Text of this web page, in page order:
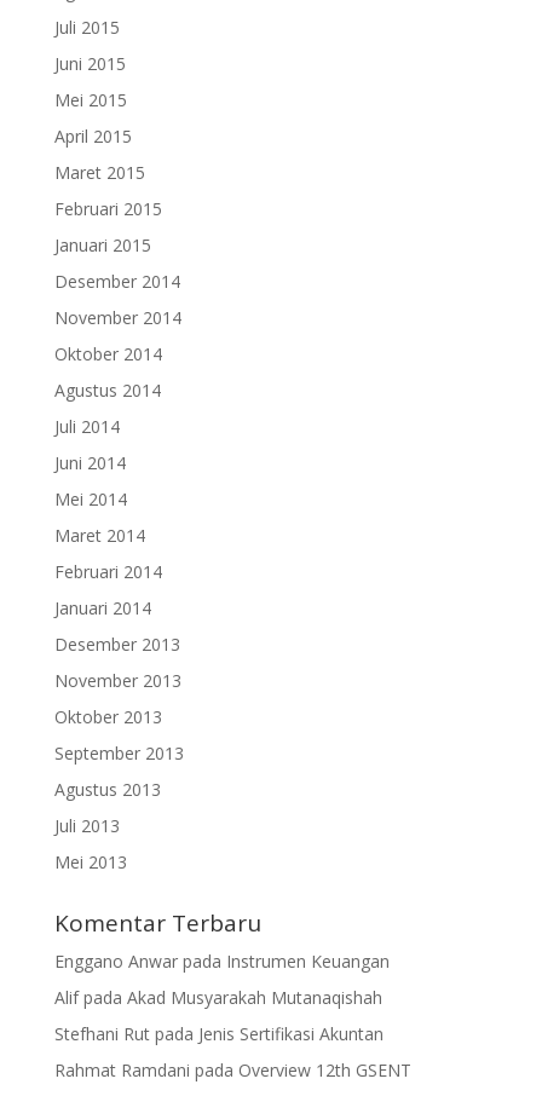
Juli 2015
Juni 2015
Mei 2015
April 2015
Maret 2015
Februari 2015
Januari 2015
Desember 2014
November 2014
Oktober 2014
Agustus 2014
Juli 2014
Juni 2014
Mei 2014
Maret 2014
Februari 2014
Januari 2014
Desember 2013
November 2013
Oktober 2013
September 2013
Agustus 2013
Juli 2013
Mei 2013
Komentar Terbaru
Enggano Anwarpada Instrumen Keuangan
Alifpada Akad Musyarakah Mutanaqishah
Stefhani Rutpada Jenis Sertifikasi Akuntan
Rahmat Ramdani pada Overview 12th GSENT